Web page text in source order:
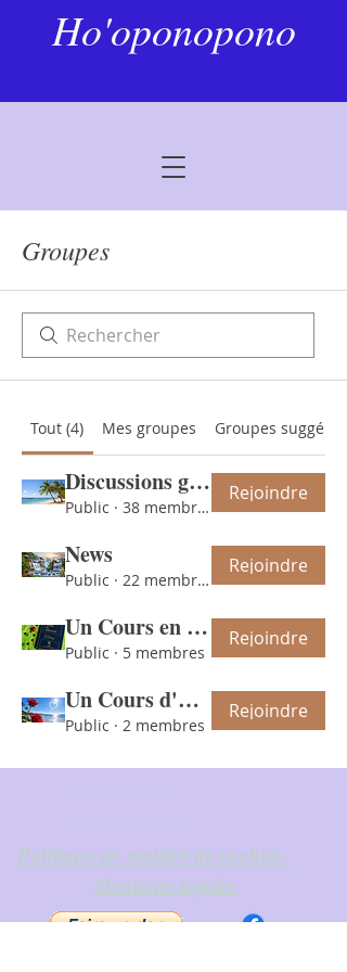
Ho'oponopono
Groupes
Tout (4) Mes groupes Groupes suggérés
Discussions générales
Public · 38 membres
Rejoindre
News
Public · 22 membres
Rejoindre
Un Cours en Miracles
Public · 5 membres
Rejoindre
Un Cours d'Amour
Public · 2 membres
Rejoindre
Politique en matière de cookies
Mentions légales